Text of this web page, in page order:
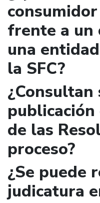
frente a un
una
la SFC?
¿Consultan
de las
proceso?
¿Se puede
judicatura